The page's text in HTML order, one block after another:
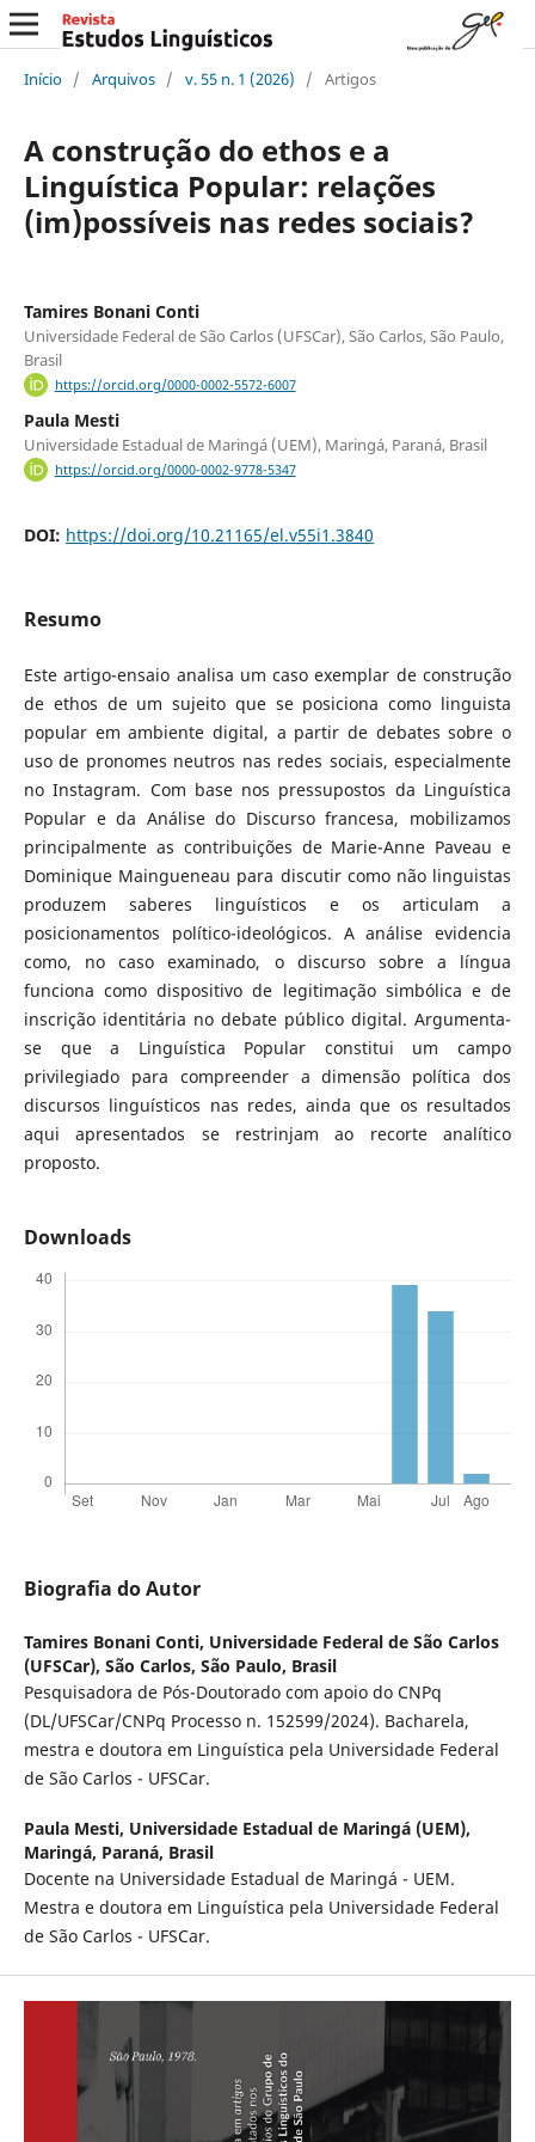
Início / Arquivos / v. 55 n. 1 (2026) / Artigos
A construção do ethos e a
Linguística Popular: relações
(im)possíveis nas redes sociais?
Tamires Bonani Conti
Universidade Federal de São Carlos (UFSCar), São Carlos, São Paulo,
Brasil
https://orcid.org/0000-0002-5572-6007
Paula Mesti
Universidade Estadual de Maringá (UEM), Maringá, Paraná, Brasil
https://orcid.org/0000-0002-9778-5347
DOI: https://doi.org/10.21165/el.v55i1.3840
Resumo
Este artigo-ensaio analisa um caso exemplar de construção
de ethos de um sujeito que se posiciona como linguista
popular em ambiente digital, a partir de debates sobre o
uso de pronomes neutros nas redes sociais, especialmente
no Instagram. Com base nos pressupostos da Linguística
Popular e da Análise do Discurso francesa, mobilizamos
principalmente as contribuições de Marie-Anne Paveau e
Dominique Maingueneau para discutir como não linguistas
produzem saberes linguísticos e os articulam a
posicionamentos político-ideológicos. A análise evidencia
como, no caso examinado, o discurso sobre a língua
funciona como dispositivo de legitimação simbólica e de
inscrição identitária no debate público digital. Argumenta-
se que a Linguística Popular constitui um campo
privilegiado para compreender a dimensão política dos
discursos linguísticos nas redes, ainda que os resultados
aqui apresentados se restrinjam ao recorte analítico
proposto.
Downloads
Biografia do Autor
Tamires Bonani Conti, Universidade Federal de São Carlos
(UFSCar), São Carlos, São Paulo, Brasil
Pesquisadora de Pós-Doutorado com apoio do CNPq
(DL/UFSCar/CNPq Processo n. 152599/2024). Bacharela,
mestra e doutora em Linguística pela Universidade Federal
de São Carlos - UFSCar.
Paula Mesti, Universidade Estadual de Maringá (UEM),
Maringá, Paraná, Brasil
Docente na Universidade Estadual de Maringá - UEM.
Mestra e doutora em Linguística pela Universidade Federal
de São Carlos - UFSCar.